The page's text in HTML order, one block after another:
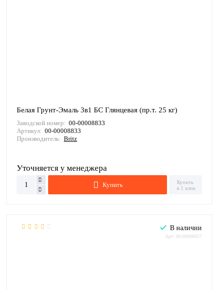
Белая Грунт-Эмаль 3в1 БС Глянцевая (пр.т. 25 кг)
Заводской номер: 00-00008833
Артикул: 00-00008833
Производитель: Britz
Уточняется у менеджера
Купить
Купить
в 1 клик
В наличии
Арт: 00-00006057